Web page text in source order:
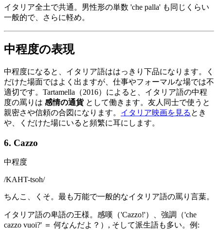
イタリア全土で共通。男性形の単数 'che palla' も同じくらい
一般的で、さらに軽め。
中程度の表現
中程度になると、イタリア語ははっきり下品になります。く
だけた場面ではよく出ますが、仕事やフォーマルな場では不
適切です。Tartamella（2016）によると、イタリア語の中程
度の罵りは 感情の通貨として働きます。友人同士で使うと
親密さや信頼の合図になります。 イタリア映画を見る とき
や、くだけた場にいると頻繁に耳にします。
6. Cazzo
中程度
/KAHT-tsoh/
ちんこ、くそ。最も万能で一般的なイタリア語の罵り言葉。
イタリア語の卑語の王様。感嘆（'Cazzo!'）、強調（'che
cazzo vuoi?' ＝ 何なんだよ？）, そして派生語も多い。例: